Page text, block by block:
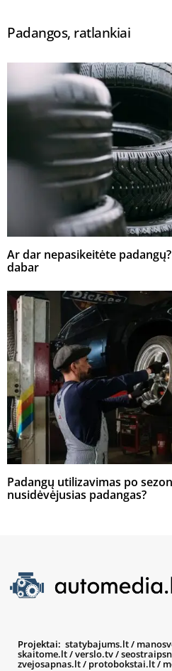
Padangos, ratlankiai
Ar dar nepasikeitėte
dabar
Padangų utilizavimas po
nusidėvėjusias padangas?
Projektai: statybajums.lt/
skaitome.lt/verslo.tv/
zvejosapnas.lt/ protobokstai.lt/